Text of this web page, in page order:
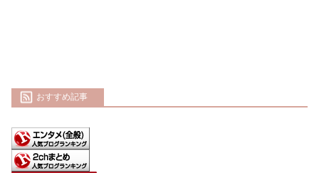
おすすめ記事